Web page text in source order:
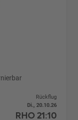
Rückflug
Di., 20.10.26
RHO 21:10